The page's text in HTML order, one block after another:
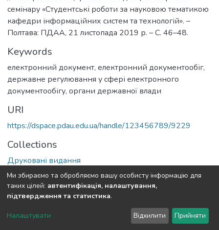
семінару «Студентські роботи за науковою тематикою
кафедри інформаційних систем та технологій». –
Полтава: ПДАА, 21 листопада 2019 р. – С. 46–48.
Keywords
електронний документ, електронний документообіг,
державне регулювання у сфері електронного
документообігу, органи державної влади
URI
https://dspace.pdau.edu.ua/handle/123456789/9229
Collections
Друковані видання
Full item page
DSpace software copyright © 2002-2026 LYRASIS
Send Feedback
Ми збираємо та обробляємо вашу особисту інформацію для
таких цілей: автентифікація, налаштування,
підтвердження та статистика.
Налаштувати Відхилити Прийняти